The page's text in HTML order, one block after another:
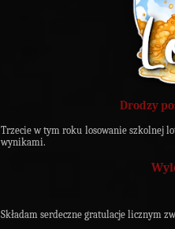
Drodzy
Trzecie w tym roku losowanie szkolnej
wynikami.
Składam serdeczne gratulacje licznym